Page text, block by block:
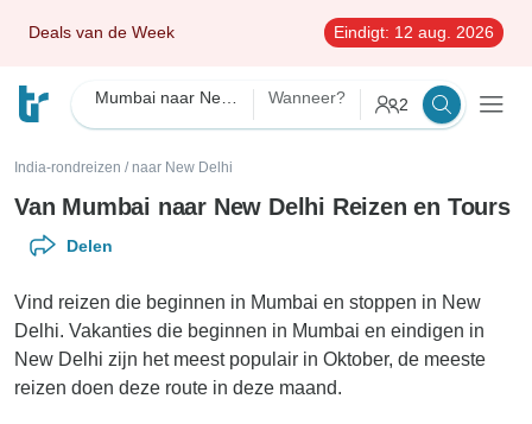
Deals van de Week Eindigt: 12 aug. 2026
Wanneer? 2
India-rondreizen / naar New Delhi
Van Mumbai naar New Delhi Reizen en Tours
Delen
Vind reizen die beginnen in Mumbai en stoppen in New
Delhi. Vakanties die beginnen in Mumbai en eindigen in
New Delhi zijn het meest populair in Oktober, de meeste
reizen doen deze route in deze maand.